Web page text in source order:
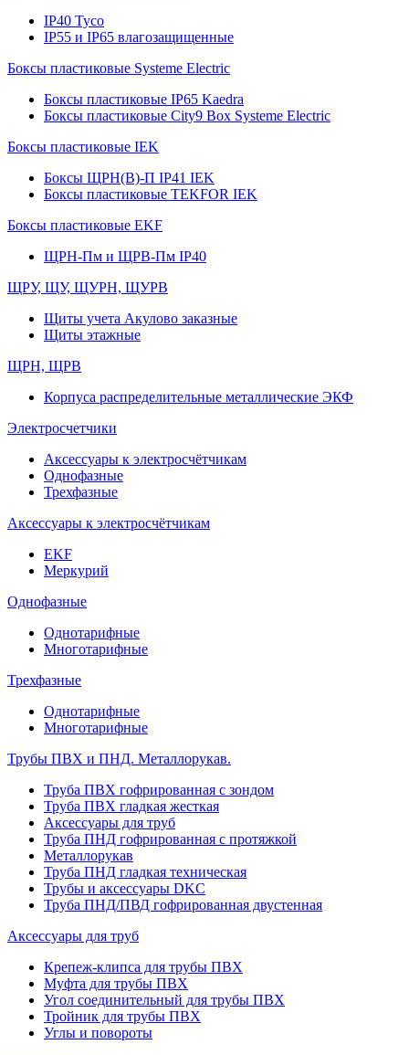
IP40 Тусо
IP55 и IP65 влагозащищенные
Боксы пластиковые Systeme Electric
Боксы пластиковые IP65 Kaedra
Боксы пластиковые City9 Box Systeme Electric
Боксы пластиковые IEK
Боксы ЩРН(В)-П IP41 IEK
Боксы пластиковые TEKFOR IEK
Боксы пластиковые EKF
ЩРН-Пм и ЩРВ-Пм IP40
ЩРУ, ЩУ, ЩУРН, ЩУРВ
Щиты учета Акулово заказные
Щиты этажные
ЩРН, ЩРВ
Корпуса распределительные металлические ЭКФ
Электросчетчики
Аксессуары к электросчётчикам
Однофазные
Трехфазные
Аксессуары к электросчётчикам
EKF
Меркурий
Однофазные
Однотарифные
Многотарифные
Трехфазные
Однотарифные
Многотарифные
Трубы ПВХ и ПНД. Металлорукав.
Труба ПВХ гофрированная с зондом
Труба ПВХ гладкая жесткая
Аксессуары для труб
Труба ПНД гофрированная с протяжкой
Металлорукав
Труба ПНД гладкая техническая
Трубы и аксессуары DKC
Труба ПНД/ПВД гофрированная двустенная
Аксессуары для труб
Крепеж-клипса для трубы ПВХ
Муфта для трубы ПВХ
Угол соединительный для трубы ПВХ
Тройник для трубы ПВХ
Углы и повороты